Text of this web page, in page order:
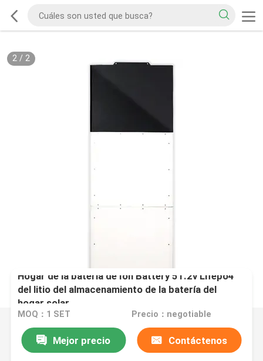
2/ 2
Hogar de la batería de Ion Battery 51.2v Lifepo4
del litio del almacenamiento de la batería del
hogar solar
MOQ：1 SET Precio：negotiable
Mejor precio Contáctenos